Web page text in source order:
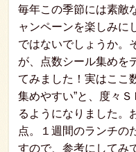
毎年この季節には素敵
ャンペーンを楽しみに
ではないでしょうか。
が、点数シール集めを
てみました！実はここ
集めやすい”と、度々
るようになりました。
点。１週間のランチの
すので、参考にしてみ